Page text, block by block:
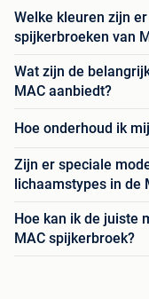
Welke kleuren zijn
spijkerbroeken van
Wat zijn de
MAC aanbiedt?
Hoe onderhoud ik
Zijn er speciale
lichaamstypes in de
Hoe kan ik de juiste
MAC spijkerbroek?